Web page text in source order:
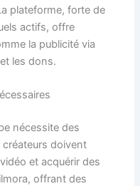
plateforme, forte de
actifs, offre
la publicité via
les dons.
nécessite des
doivent
et acquérir des
offrant des